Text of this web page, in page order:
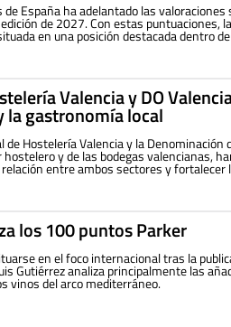
de España ha adelantado las
de 2027. Con estas puntuaciones,
en una posición destacada dentro
Valencia y DO
la gastronomía local
de Hostelería Valencia y la Denominación
y de las bodegas valencianas,
entre ambos sectores y fortalecer
los 100 puntos Parker
en el foco internacional tras la
Gutiérrez analiza principalmente las
vinos del arco mediterráneo.